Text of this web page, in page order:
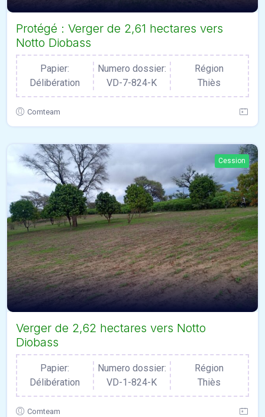
Protégé : Verger de 2,61 hectares vers
Notto Diobass
Papier:
Délibération
Numero dossier:
VD-7-824-K
Région
Thiès
Comteam
Cession
Verger de 2,62 hectares vers Notto
Diobass
Papier:
Délibération
Numero dossier:
VD-1-824-K
Région
Thiès
Comteam